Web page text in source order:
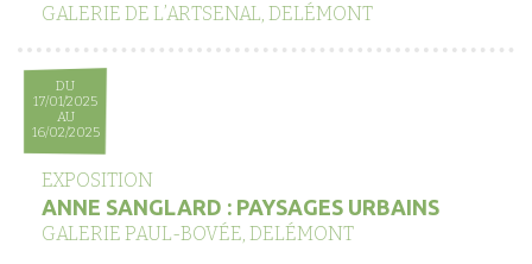
GALERIE DE L’ARTSENAL, DELÉMONT
DU
17/01/2025
AU
16/02/2025
EXPOSITION
ANNE SANGLARD : PAYSAGES URBAINS
GALERIE PAUL-BOVÉE, DELÉMONT